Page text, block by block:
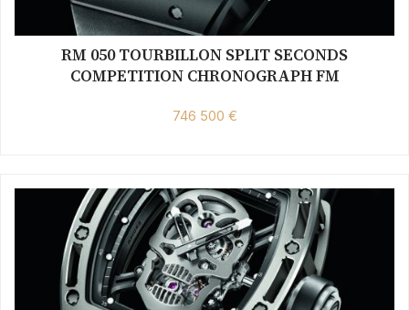
RM 050 TOURBILLON SPLIT SECONDS
COMPETITION CHRONOGRAPH FM
746 500 €